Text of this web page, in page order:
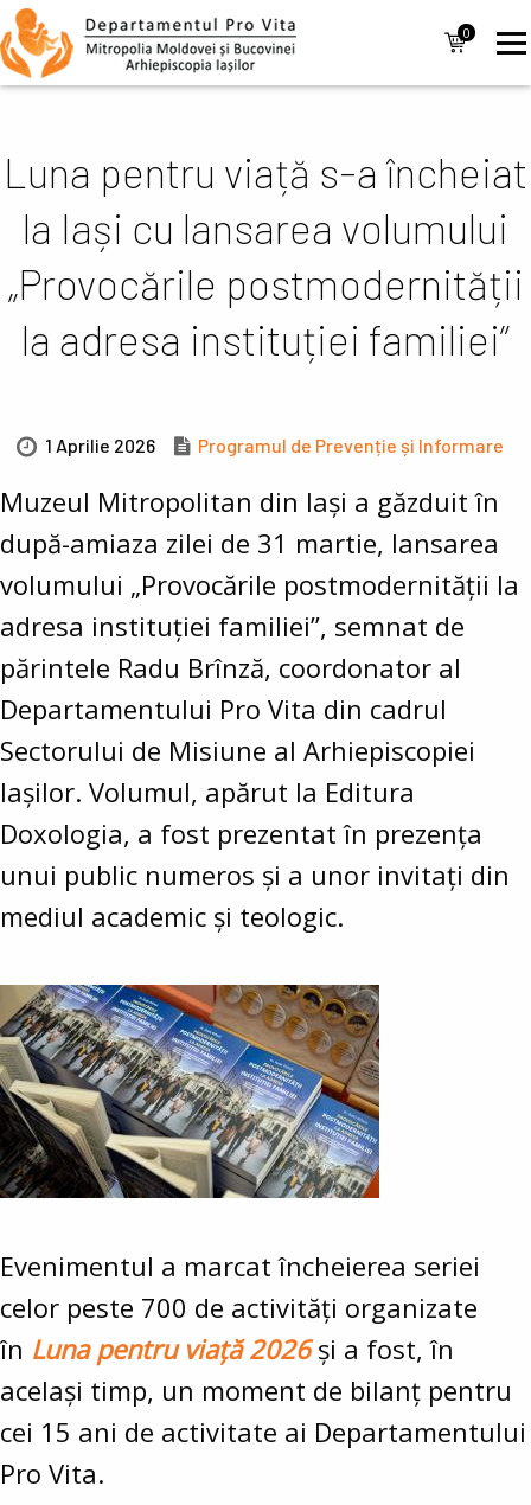
Mergi la conţinutul principal
0
items
Navigare
principală
Luna pentru viață s-a încheiat
la Iași cu lansarea volumului
„Provocările postmodernității
la adresa instituției familiei”
1 Aprilie 2026 Programul de Prevenție și Informare
Muzeul Mitropolitan din Iași a găzduit în
după-amiaza zilei de 31 martie, lansarea
volumului „Provocările postmodernității la
adresa instituției familiei”, semnat de
părintele Radu Brînză, coordonator al
Departamentului Pro Vita din cadrul
Sectorului de Misiune al Arhiepiscopiei
Iașilor. Volumul, apărut la Editura
Doxologia, a fost prezentat în prezența
unui public numeros și a unor invitați din
mediul academic și teologic.
Evenimentul a marcat încheierea seriei
celor peste 700 de activități organizate
în Luna pentru viață 2026și a fost, în
același timp, un moment de bilanț pentru
cei 15 ani de activitate ai Departamentului
Pro Vita.